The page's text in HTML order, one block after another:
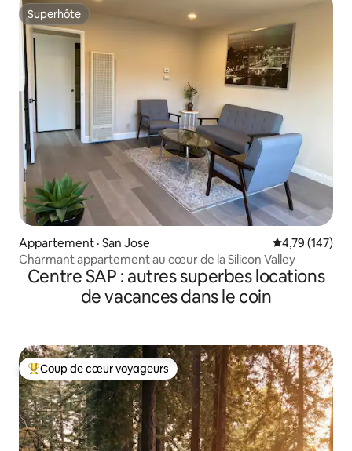
Superhôte
Superhôte
Appartement · San Jose Note
4,79 (147)
Charmant appartement au cœur de la Silicon Valley
Centre SAP : autres superbes locations
de vacances dans le coin
Coup de cœur voyageurs parmi les plus aimés
Coup de cœur voyageurs